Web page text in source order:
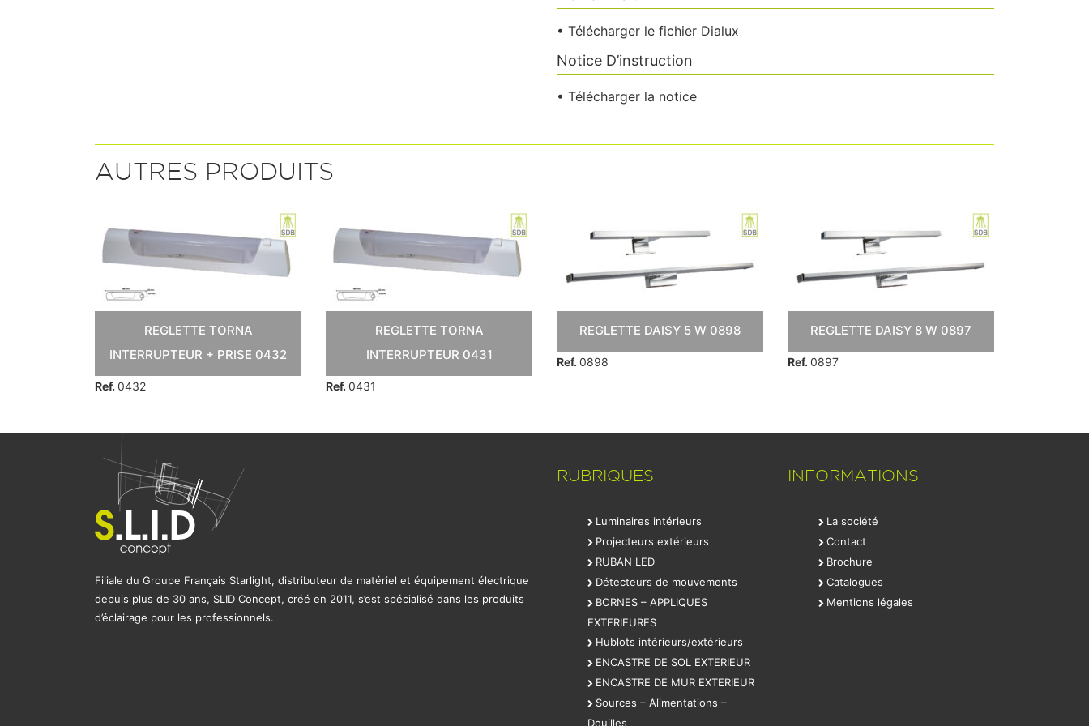
• Télécharger le fichier Dialux
Notice D’instruction
• Télécharger la notice
AUTRES PRODUITS
REGLETTE TORNA
INTERRUPTEUR + PRISE 0432
Ref. 0432
REGLETTE TORNA
INTERRUPTEUR 0431
Ref. 0431
REGLETTE DAISY 5 W 0898
Ref. 0898
REGLETTE DAISY 8 W 0897
Ref. 0897
Filiale du Groupe Français Starlight, distributeur de matériel et équipement électrique
depuis plus de 30 ans, SLID Concept, créé en 2011, s’est spécialisé dans les produits
d’éclairage pour les professionnels.
RUBRIQUES
Luminaires intérieurs
Projecteurs extérieurs
RUBAN LED
Détecteurs de mouvements
BORNES – APPLIQUES
EXTERIEURES
Hublots intérieurs/extérieurs
ENCASTRE DE SOL EXTERIEUR
ENCASTRE DE MUR EXTERIEUR
Sources – Alimentations –
Douilles
INFORMATIONS
La société
Contact
Brochure
Catalogues
Mentions légales